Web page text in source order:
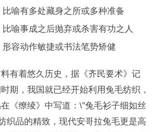
比喻有多处藏身之所或多种准备
比喻事成之后抛弃或杀害有功之人
形容动作敏捷或书法笔势矫健
有着悠久历史，据《齐民要术》记
期，我国就已经开始利用兔毛纺织，
《缭绫》中写道：\”兔毛衫子细如丝
织品的精致，现代安哥拉兔毛更是高